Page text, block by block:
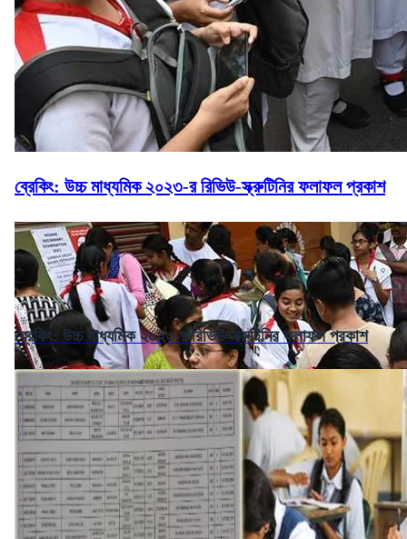
ব্রেকিং: উচ্চ মাধ্যমিক ২০২৩-র রিভিউ-স্ক্রুটিনির ফলাফল প্রকাশ
ব্রেকিং: উচ্চ মাধ্যমিক ২০২৩-র রিভিউ-স্ক্রুটিনির ফলাফল প্রকাশ